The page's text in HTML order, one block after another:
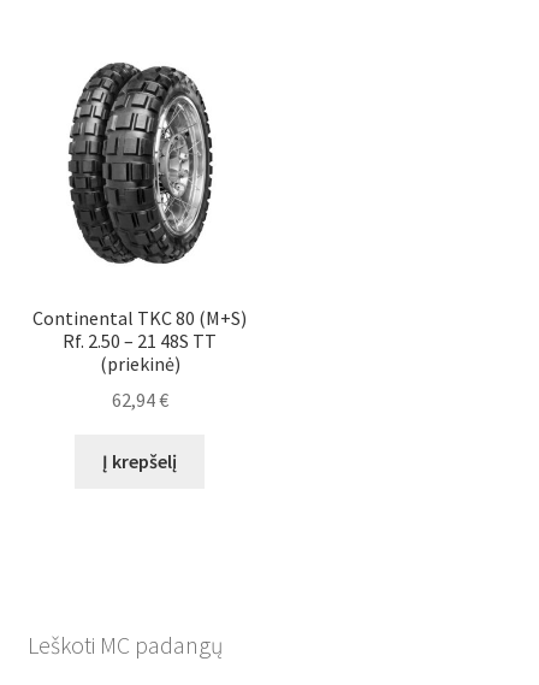
Continental TKC 80 (M+S)
Rf. 2.50 – 21 48S TT
(priekinė)
62,94€
Į krepšelį
Leškoti MC padangų